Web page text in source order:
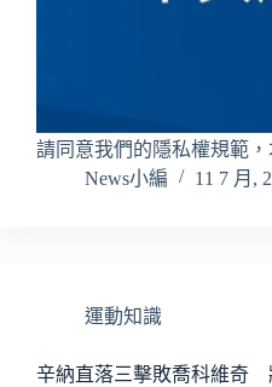
請同意我們的隱私權規範
News小編
11 7 月,
運動知識
辛納直落三擊敗喬科維奇